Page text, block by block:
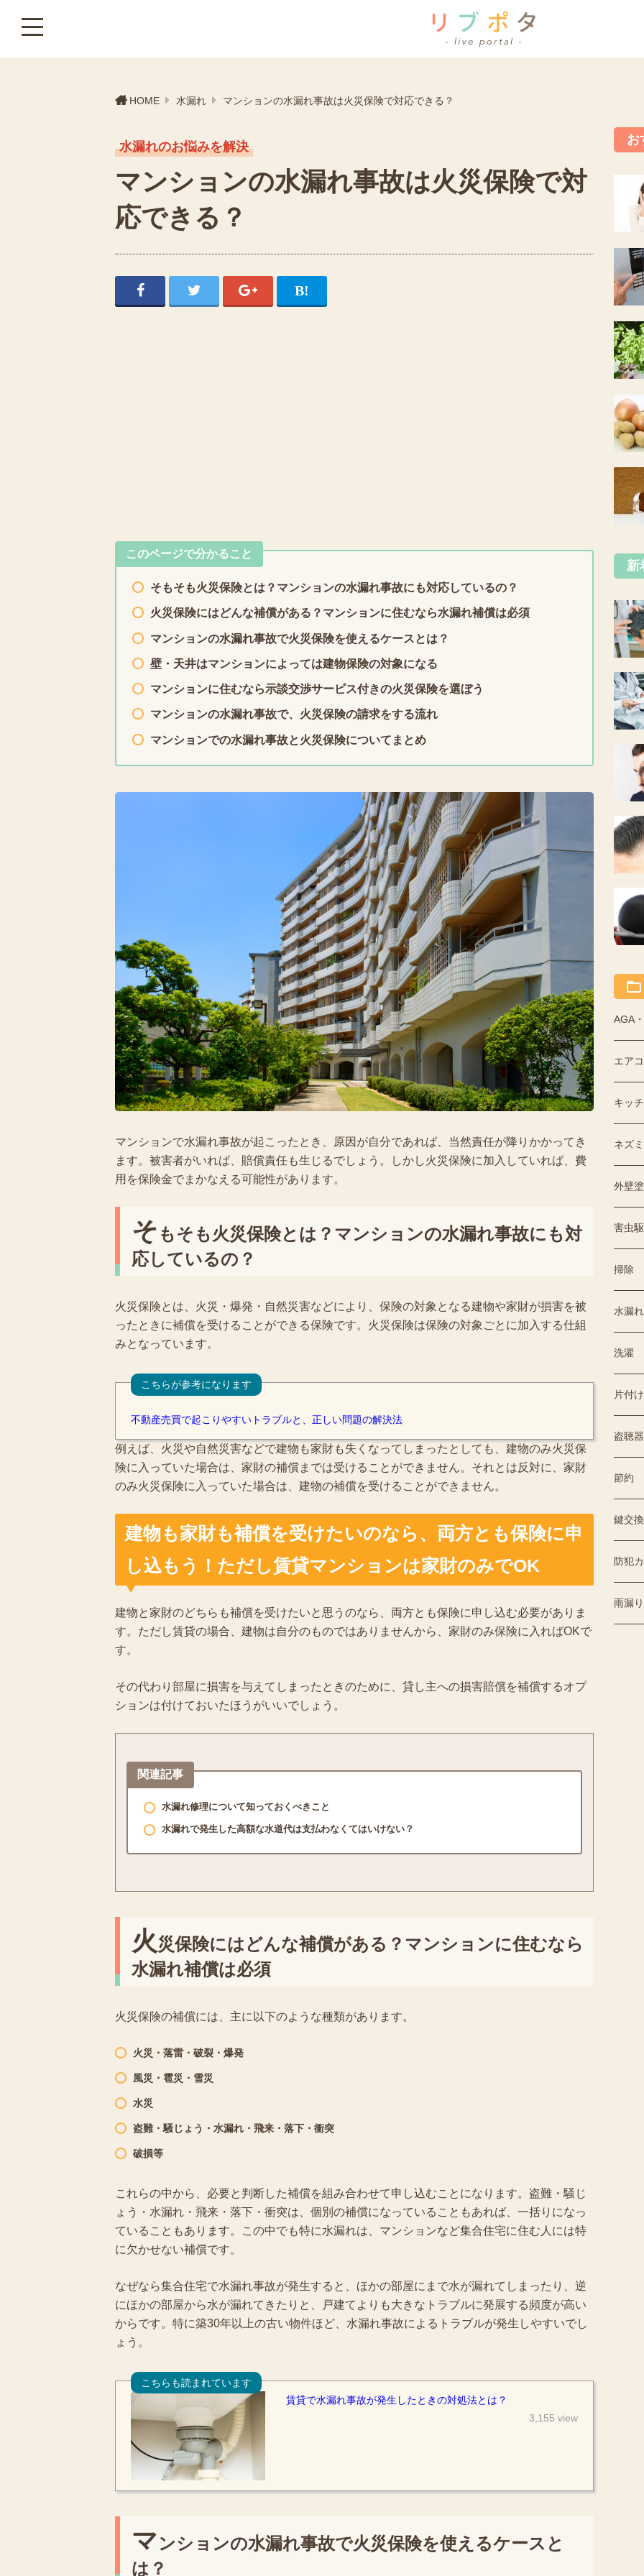
HOME 水漏れ マンションの水漏れ事故は火災保険で対応できる？
水漏れのお悩みを解決
マンションの水漏れ事故は火災保険で対
応できる？
このページで分かること
そもそも火災保険とは？マンションの水漏れ事故にも対応しているの？
火災保険にはどんな補償がある？マンションに住むなら水漏れ補償は必須
マンションの水漏れ事故で火災保険を使えるケースとは？
壁・天井はマンションによっては建物保険の対象になる
マンションに住むなら示談交渉サービス付きの火災保険を選ぼう
マンションの水漏れ事故で、火災保険の請求をする流れ
マンションでの水漏れ事故と火災保険についてまとめ
マンションで水漏れ事故が起こったとき、原因が自分であれば、当然責任が降りかかってき
ます。被害者がいれば、賠償責任も生じるでしょう。しかし火災保険に加入していれば、費
用を保険金でまかなえる可能性があります。
そ もそも火災保険とは？マンションの水漏れ事故にも対
応しているの？
火災保険とは、火災・爆発・自然災害などにより、保険の対象となる建物や家財が損害を被
ったときに補償を受けることができる保険です。火災保険は保険の対象ごとに加入する仕組
みとなっています。
こちらが参考になります
不動産売買で起こりやすいトラブルと、正しい問題の解決法
例えば、火災や自然災害などで建物も家財も失くなってしまったとしても、建物のみ火災保
険に入っていた場合は、家財の補償までは受けることができません。それとは反対に、家財
のみ火災保険に入っていた場合は、建物の補償を受けることができません。
建物も家財も補償を受けたいのなら、両方とも保険に申
し込もう！ただし賃貸マンションは家財のみでOK
建物と家財のどちらも補償を受けたいと思うのなら、両方とも保険に申し込む必要がありま
す。ただし賃貸の場合、建物は自分のものではありませんから、家財のみ保険に入ればOKで
す。
その代わり部屋に損害を与えてしまったときのために、貸し主への損害賠償を補償するオプ
ションは付けておいたほうがいいでしょう。
関連記事
水漏れ修理について知っておくべきこと
水漏れで発生した高額な水道代は支払わなくてはいけない？
火災保険にはどんな補償がある？マンションに住むなら
水漏れ補償は必須
火災保険の補償には、主に以下のような種類があります。
火災・落雷・破裂・爆発
風災・雹災・雪災
水災
盗難・騒じょう・水漏れ・飛来・落下・衝突
破損等
これらの中から、必要と判断した補償を組み合わせて申し込むことになります。盗難・騒じ
ょう・水漏れ・飛来・落下・衝突は、個別の補償になっていることもあれば、一括りになっ
ていることもあります。この中でも特に水漏れは、マンションなど集合住宅に住む人には特
に欠かせない補償です。
なぜなら集合住宅で水漏れ事故が発生すると、ほかの部屋にまで水が漏れてしまったり、逆
にほかの部屋から水が漏れてきたりと、戸建てよりも大きなトラブルに発展する頻度が高い
からです。特に築30年以上の古い物件ほど、水漏れ事故によるトラブルが発生しやすいでし
ょう。
こちらも読まれています
賃貸で水漏れ事故が発生したときの対処法とは？
3,155 view
マンションの水漏れ事故で火災保険を使えるケースと
は？
お
新
AGA
エア
キッ
ネズ
外壁
害虫
掃除
水漏れ
洗濯
片付け
盗聴器
節約
鍵交換
防犯
雨漏り